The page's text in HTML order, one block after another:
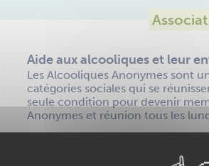
Aide aux alcooliques et leur
Les Alcooliques Anonymes sont
catégories sociales qui se
seule condition pour devenir
Anonymes et réunion tous les